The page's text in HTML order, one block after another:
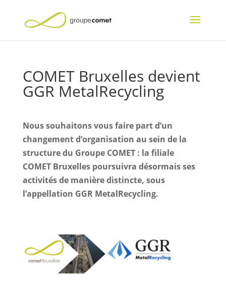
COMET Bruxelles devient
GGR MetalRecycling
Nous souhaitons vous faire part d’un
changement d’organisation au sein de la
structure du Groupe COMET : la filiale
COMET Bruxelles poursuivra désormais ses
activités de manière distincte, sous
l’appellation GGR MetalRecycling.